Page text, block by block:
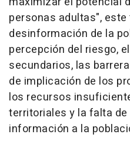
personas adultas",
desinformación de la
percepción del riesgo,
secundarios, las
de implicación de los
los recursos
territoriales y la falta
información a la